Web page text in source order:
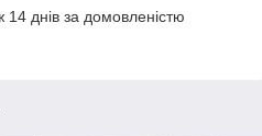
днів за домовленістю